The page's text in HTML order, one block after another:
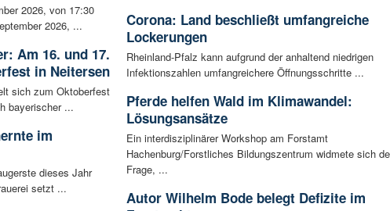
2026, von 17:30
2026, ...
Am 16. und 17.
in Neitersen
sich zum Oktoberfest
bayerischer ...
im
dieses Jahr
setzt ...
Corona: Land beschließt umfangreiche
Lockerungen
Rheinland-Pfalz kann aufgrund der anhaltend niedrigen
Infektionszahlen umfangreichere Öffnungsschritte ...
Pferde helfen Wald im Klimawandel:
Lösungsansätze
Ein interdisziplinärer Workshop am Forstamt
Hachenburg/Forstliches Bildungszentrum widmete sich
Frage, ...
Autor Wilhelm Bode belegt Defizite im